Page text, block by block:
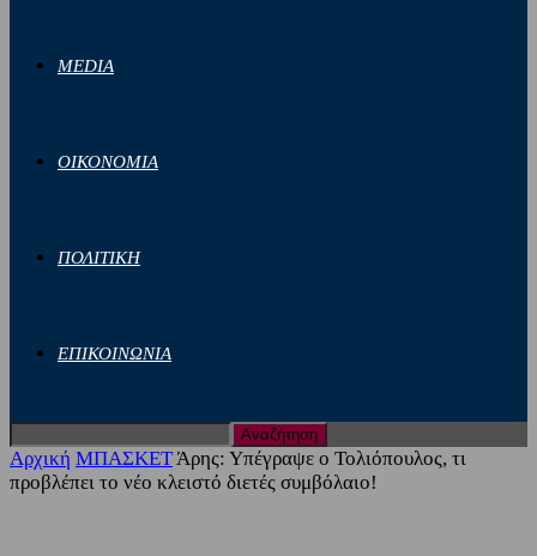
MEDIA
ΟΙΚΟΝΟΜΙΑ
ΠΟΛΙΤΙΚΗ
ΕΠΙΚΟΙΝΩΝΙΑ
Αρχική ΜΠΑΣΚΕΤΆρης: Υπέγραψε ο Τολιόπουλος, τι
προβλέπει το νέο κλειστό διετές συμβόλαιο!